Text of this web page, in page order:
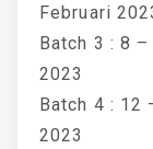
Februari
Batch 3 : 8
2023
Batch 4 : 12
2023